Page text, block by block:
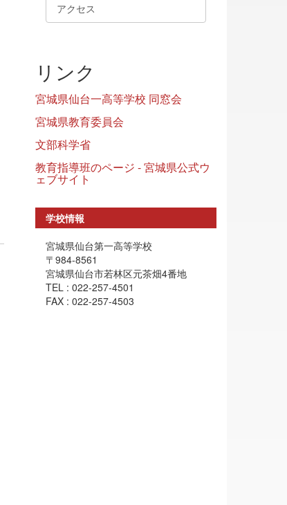
アクセス
リンク
宮城県仙台一高等学校 同窓会
宮城県教育委員会
文部科学省
教育指導班のページ - 宮城県公式ウ
ェブサイト
学校情報
宮城県仙台第一高等学校
〒984-8561
宮城県仙台市若林区元茶畑4番地
TEL : 022-257-4501
FAX : 022-257-4503